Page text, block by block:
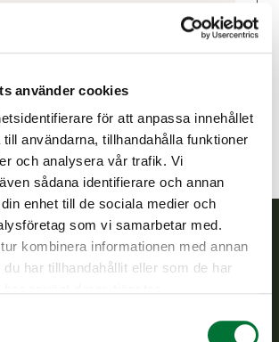
använder cookies
för att anpassa innehållet
användarna, tillhandahålla funktioner
och analysera vår trafik. Vi
sådana identifierare och annan
enhet till de sociala medier och
som vi samarbetar med.
kombinera informationen med annan
har tillhandahållit eller som de har
verksamhet, ser till att viltpolitiken